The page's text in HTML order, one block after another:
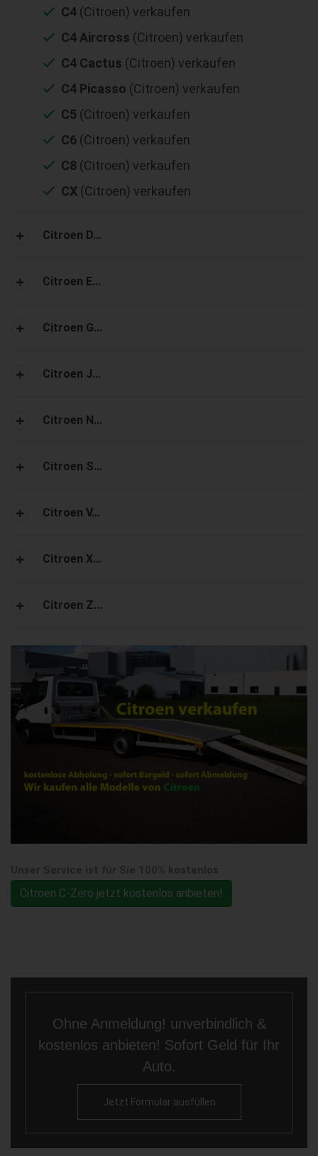
C4 (Citroen) verkaufen
C4 Aircross (Citroen) verkaufen
C4 Cactus (Citroen) verkaufen
C4 Picasso (Citroen) verkaufen
C5 (Citroen) verkaufen
C6 (Citroen) verkaufen
C8 (Citroen) verkaufen
CX (Citroen) verkaufen
Citroen D...
Citroen E...
Citroen G...
Citroen J...
Citroen N...
Citroen S...
Citroen V...
Citroen X...
Citroen Z...
Citroen C-Zero jetzt kostenlos anbieten!
Ohne Anmeldung! unverbindlich &
kostenlos anbieten! Sofort Geld für Ihr
Auto.
Jetzt Formular ausfüllen